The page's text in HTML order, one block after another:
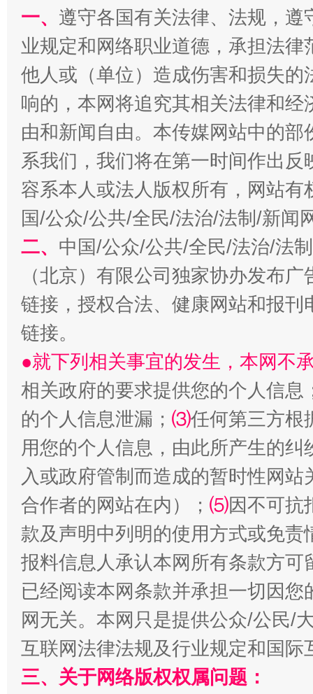
在谋一域中谋全局
今
习近平的博鳌关键词
“刷贴”乱象丛生
生
揭批美国五大"原罪" "
一、 遵守各国有关法律、法规，
业规定和网络职业道德，承担法
他人或（单位）造成伤害和损失
响的，本网将追究其相关法律和
由和新闻自由。本传媒网站中的
系我们，我们将在第一时间作出
容系本人或法人版权所有，网站
国/公众/公共/全民/法治/法制/新闻
二、 中国/公众/公共/全民/法治/法
（北京）有限公司独家协办发布
链接，授权合法、健康网站和报
链接。
●就下列相关事宜的发生，本网不
相关政府的要求提供您的个人信息
的个人信息泄漏； ⑶任何第三方根
用您的个人信息，由此所产生的纠
入或政府管制而造成的暂时性网
合作者的网站在内）； ⑸因不可抗
款及声明中列明的使用方式或免责
报料信息人承认本网所有条款方
已经阅读本网条款并承担一切因
网无关。本网只是提供公众/公民/
互联网法律法规及行业规定和国
三、关于网络版权权属问题：